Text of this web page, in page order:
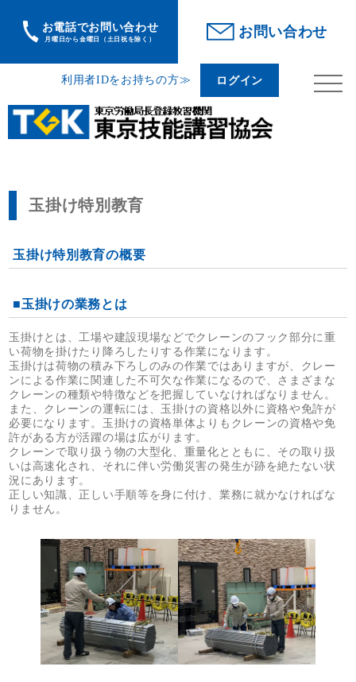
利用者IDをお持ちの方 ログイン
お電話でお問い合わせ
月曜日から金曜日（土日祝を除く） お問い合わせ
利用者IDをお持ちの方≫ ログイン
TOP > 玉掛け特別教育
玉掛け特別教育
玉掛け特別教育の概要
■玉掛けの業務とは
玉掛けとは、工場や建設現場などでクレーンのフック部分に重
い荷物を掛けたり降ろしたりする作業になります。
玉掛けは荷物の積み下ろしのみの作業ではありますが、クレー
ンによる作業に関連した不可欠な作業になるので、さまざまな
クレーンの種類や特徴などを把握していなければなりません。
また、クレーンの運転には、玉掛けの資格以外に資格や免許が
必要になります。玉掛けの資格単体よりもクレーンの資格や免
許がある方が活躍の場は広がります。
クレーンで取り扱う物の大型化、重量化とともに、その取り扱
いは高速化され、それに伴い労働災害の発生が跡を絶たない状
況にあります。
正しい知識、正しい手順等を身に付け、業務に就かなければな
りません。